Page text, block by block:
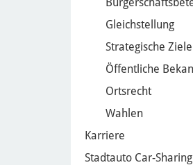
Gleichstellung
Strategische Ziele
Öffentliche
Ortsrecht
Wahlen
Karriere
Stadtauto Car-Sharing